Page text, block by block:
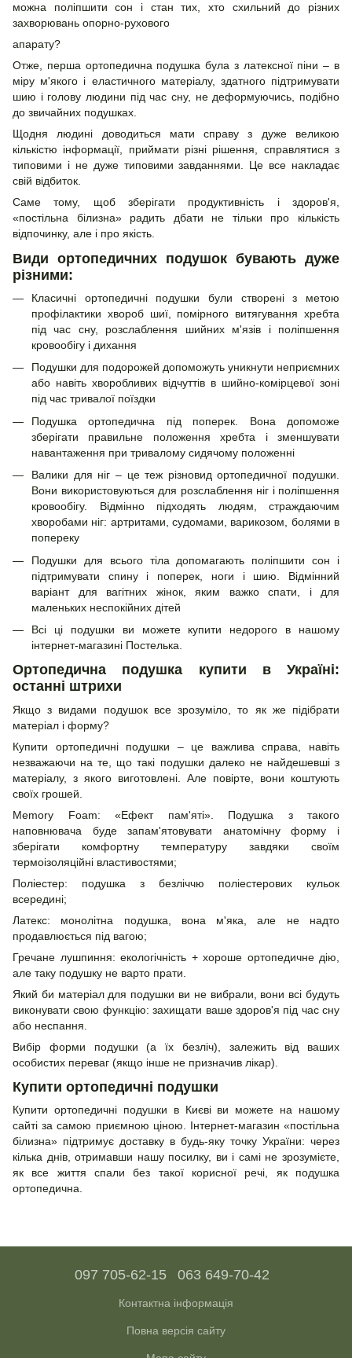
можна поліпшити сон і стан тих, хто схильний до різних
захворювань опорно-рухового
апарату?
Отже, перша ортопедична подушка була з латексної піни – в
міру м'якого і еластичного матеріалу, здатного підтримувати
шию і голову людини під час сну, не деформуючись, подібно
до звичайних подушках.
Щодня людині доводиться мати справу з дуже великою
кількістю інформації, приймати різні рішення, справлятися з
типовими і не дуже типовими завданнями. Це все накладає
свій відбиток.
Саме тому, щоб зберігати продуктивність і здоров'я,
«постільна білизна» радить дбати не тільки про кількість
відпочинку, але і про якість.
Види ортопедичних подушок бувають дуже
різними:
Класичні ортопедичні подушки були створені з метою
профілактики хвороб шиї, помірного витягування хребта
під час сну, розслаблення шийних м'язів і поліпшення
кровообігу і дихання
Подушки для подорожей допоможуть уникнути неприємних
або навіть хворобливих відчуттів в шийно-комірцевої зоні
під час тривалої поїздки
Подушка ортопедична під поперек. Вона допоможе
зберігати правильне положення хребта і зменшувати
навантаження при тривалому сидячому положенні
Валики для ніг – це теж різновид ортопедичної подушки.
Вони використовуються для розслаблення ніг і поліпшення
кровообігу. Відмінно підходять людям, страждаючим
хворобами ніг: артритами, судомами, варикозом, болями в
попереку
Подушки для всього тіла допомагають поліпшити сон і
підтримувати спину і поперек, ноги і шию. Відмінний
варіант для вагітних жінок, яким важко спати, і для
маленьких неспокійних дітей
Всі ці подушки ви можете купити недорого в нашому
інтернет-магазині Постелька.
Ортопедична подушка купити в Україні:
останні штрихи
Якщо з видами подушок все зрозуміло, то як же підібрати
матеріал і форму?
Купити ортопедичні подушки – це важлива справа, навіть
незважаючи на те, що такі подушки далеко не найдешевші з
матеріалу, з якого виготовлені. Але повірте, вони коштують
своїх грошей.
Memory Foam: «Ефект пам'яті». Подушка з такого
наповнювача буде запам'ятовувати анатомічну форму і
зберігати комфортну температуру завдяки своїм
термоізоляційні властивостями;
Поліестер: подушка з безліччю поліестерових кульок
всередині;
Латекс: монолітна подушка, вона м'яка, але не надто
продавлюється під вагою;
Гречане лушпиння: екологічність + хороше ортопедичне дію,
але таку подушку не варто прати.
Який би матеріал для подушки ви не вибрали, вони всі будуть
виконувати свою функцію: захищати ваше здоров'я під час сну
або неспання.
Вибір форми подушки (а їх безліч), залежить від ваших
особистих переваг (якщо інше не призначив лікар).
Купити ортопедичні подушки
Купити ортопедичні подушки в Києві ви можете на нашому
сайті за самою приємною ціною. Інтернет-магазин «постільна
білизна» підтримує доставку в будь-яку точку України: через
кілька днів, отримавши нашу посилку, ви і самі не зрозумієте,
як все життя спали без такої корисної речі, як подушка
ортопедична.
097 705-62-15 063 649-70-42
Контактна інформація
Повна версія сайту